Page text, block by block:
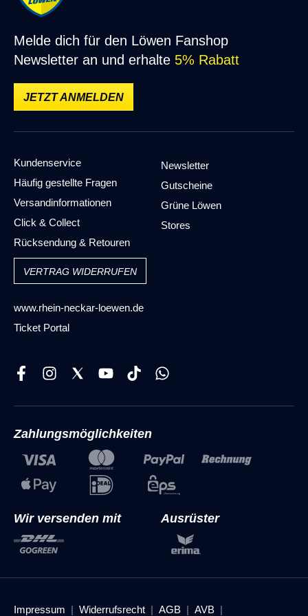
Melde dich für den Löwen Fanshop
Newsletter an und erhalte 5% Rabatt
JETZT ANMELDEN
Kundenservice
Häufig gestellte Fragen
Versandinformationen
Click & Collect
Rücksendung & Retouren
Newsletter
Gutscheine
Grüne Löwen
Stores
VERTRAG WIDERRUFEN
www.rhein-neckar-loewen.de
Ticket Portal
Zahlungsmöglichkeiten
Wir versenden mit Ausrüster
Impressum Widerrufsrecht AGB AVB